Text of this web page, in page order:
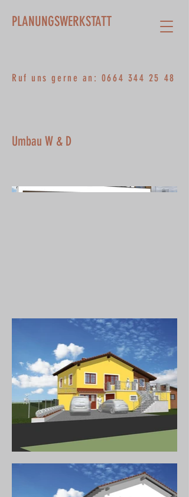
PLANUNGSWERKSTATT
Ruf uns gerne an: 0664 344 25 48
Umbau W & D